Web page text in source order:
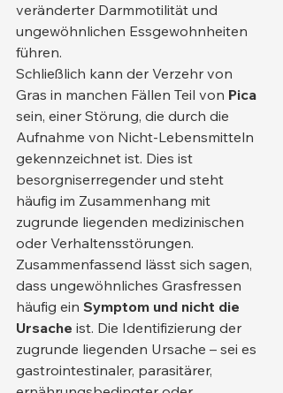
veränderter Darmmotilität und
ungewöhnlichen Essgewohnheiten
führen.
Schließlich kann der Verzehr von
Gras in manchen Fällen Teil von Pica
sein, einer Störung, die durch die
Aufnahme von Nicht-Lebensmitteln
gekennzeichnet ist. Dies ist
besorgniserregender und steht
häufig im Zusammenhang mit
zugrunde liegenden medizinischen
oder Verhaltensstörungen.
Zusammenfassend lässt sich sagen,
dass ungewöhnliches Grasfressen
häufig ein Symptom und nicht die
Ursache ist. Die Identifizierung der
zugrunde liegenden Ursache – sei es
gastrointestinaler, parasitärer,